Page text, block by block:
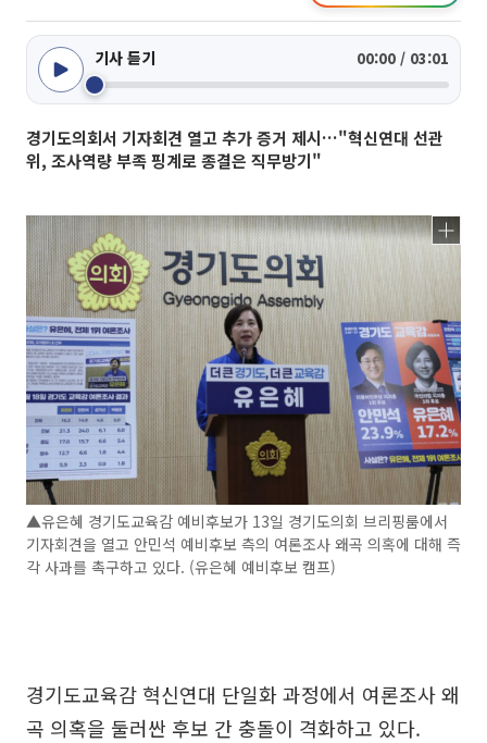
기사 듣기 00:00 / 03:01
경기도의회서 기자회견 열고 추가 증거 제시…"혁신연대 선관
위, 조사역량 부족 핑계로 종결은 직무방기"
▲유은혜 경기도교육감 예비후보가 13일 경기도의회 브리핑룸에서
기자회견을 열고 안민석 예비후보 측의 여론조사 왜곡 의혹에 대해 즉
각 사과를 촉구하고 있다. (유은혜 예비후보 캠프)
경기도교육감 혁신연대 단일화 과정에서 여론조사 왜
곡 의혹을 둘러싼 후보 간 충돌이 격화하고 있다.